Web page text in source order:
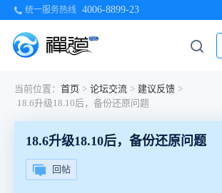
统一服务热线 4006-8899-23
当前位置： 首页 > 论坛交流 > 建议反馈 >
18.6升级18.10后，备份还原问题
18.6升级18.10后，备份还原问题
回帖